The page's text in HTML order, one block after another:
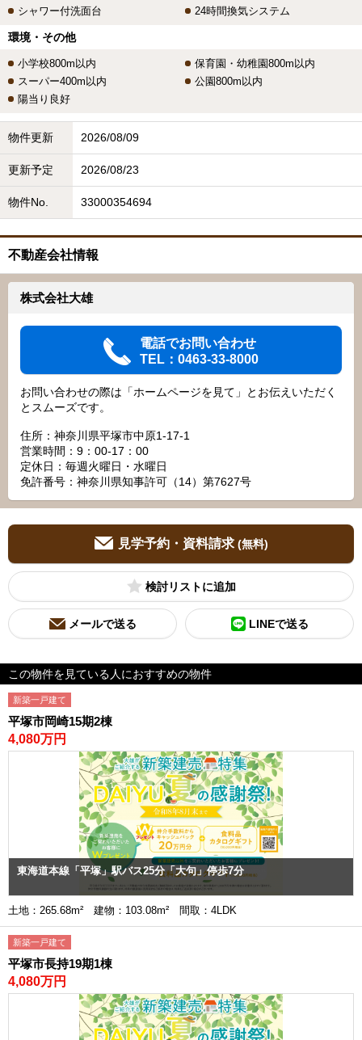
シャワー付洗面台
24時間換気システム
環境・その他
小学校800m以内
保育園・幼稚園800m以内
スーパー400m以内
公園800m以内
陽当り良好
物件更新 2026/08/09
更新予定 2026/08/23
物件No. 33000354694
不動産会社情報
株式会社大雄
電話でお問い合わせ
TEL：0463-33-8000
お問い合わせの際は「ホームページを見て」とお伝えいただく
とスムーズです。
住所：神奈川県平塚市中原1-17-1
営業時間：9：00‐17：00
定休日：毎週火曜日・水曜日
免許番号：神奈川県知事許可（14）第7627号
見学予約・資料請求 (無料)
検討リスト
メールで送る LINEで送る
この物件を見ている人におすすめの物件
新築一戸建て
平塚市岡崎15期2棟
4,080万円
東海道本線「平塚」駅バス25分「大句」停歩7分
土地：265.68m² 建物：103.08m² 間取：4LDK
新築一戸建て
平塚市長持19期1棟
4,080万円